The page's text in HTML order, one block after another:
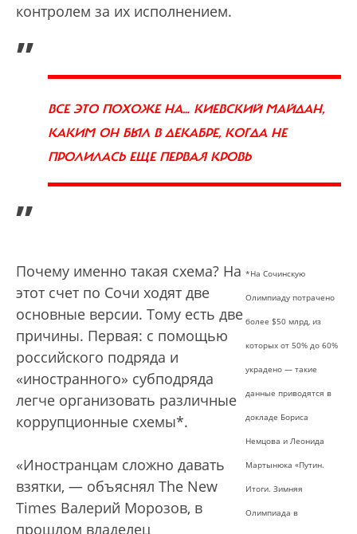
контролем за их исполнением.
„
ВСЕ ЭТО ПОХОЖЕ НА… КИЕВСКИЙ МАЙДАН,
КАКИМ ОН БЫЛ В ДЕКАБРЕ, КОГДА НЕ
ПРОЛИЛАСЬ ЕЩЕ ПЕРВАЯ КРОВЬ
”
*На Сочинскую
Олимпиаду потрачено
более $50 млрд, из
которых от 50% до 60%
украдено — такие
данные приводятся в
докладе Бориса
Немцова и Леонида
Мартынюка «Путин.
Итоги. Зимняя
Олимпиада в
Почему именно такая схема? На
этот счет по Сочи ходят две
основные версии. Тому есть две
причины. Первая: с помощью
российского подряда и
«иностранного» субподряда
легче организовать различные
коррупционные схемы*.
«Иностранцам сложно давать
взятки, — объяснял The New
Times Валерий Морозов, в
прошлом владелец